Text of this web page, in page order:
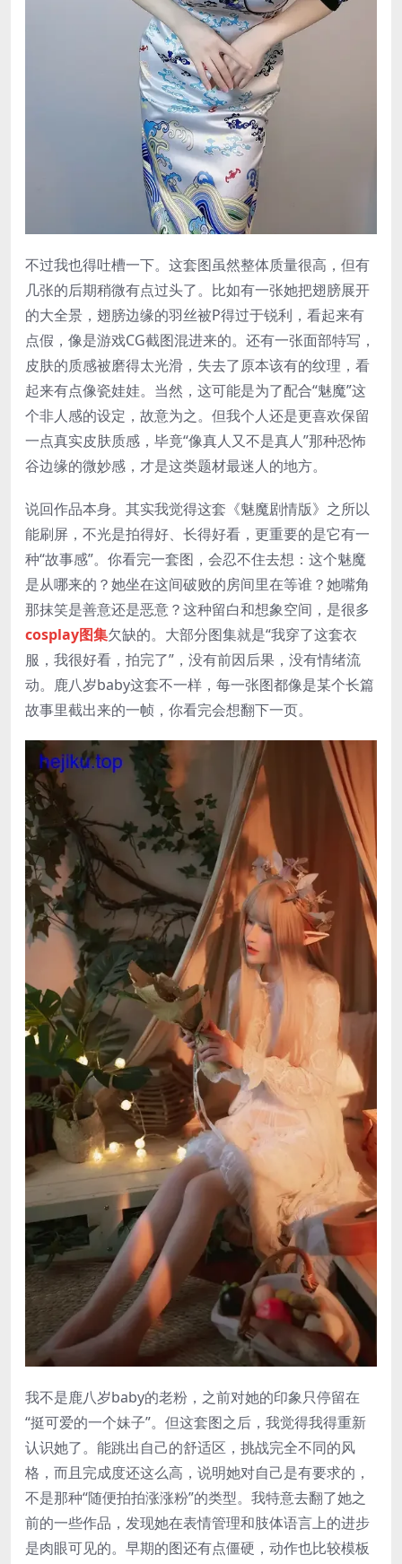
不过我也得吐槽一下。这套图虽然整体质量很高，但有
几张的后期稍微有点过头了。比如有一张她把翅膀展开
的大全景，翅膀边缘的羽丝被P得过于锐利，看起来有
点假，像是游戏CG截图混进来的。还有一张面部特写，
皮肤的质感被磨得太光滑，失去了原本该有的纹理，看
起来有点像瓷娃娃。当然，这可能是为了配合“魅魔”这
个非人感的设定，故意为之。但我个人还是更喜欢保留
一点真实皮肤质感，毕竟“像真人又不是真人”那种恐怖
谷边缘的微妙感，才是这类题材最迷人的地方。
说回作品本身。其实我觉得这套《魅魔剧情版》之所以
能刷屏，不光是拍得好、长得好看，更重要的是它有一
种“故事感”。你看完一套图，会忍不住去想：这个魅魔
是从哪来的？她坐在这间破败的房间里在等谁？她嘴角
那抹笑是善意还是恶意？这种留白和想象空间，是很多
cosplay图集欠缺的。大部分图集就是“我穿了这套衣
服，我很好看，拍完了”，没有前因后果，没有情绪流
动。鹿八岁baby这套不一样，每一张图都像是某个长篇
故事里截出来的一帧，你看完会想翻下一页。
我不是鹿八岁baby的老粉，之前对她的印象只停留在
“挺可爱的一个妹子”。但这套图之后，我觉得我得重新
认识她了。能跳出自己的舒适区，挑战完全不同的风
格，而且完成度还这么高，说明她对自己是有要求的，
不是那种“随便拍拍涨涨粉”的类型。我特意去翻了她之
前的一些作品，发现她在表情管理和肢体语言上的进步
是肉眼可见的。早期的图还有点僵硬，动作也比较模板